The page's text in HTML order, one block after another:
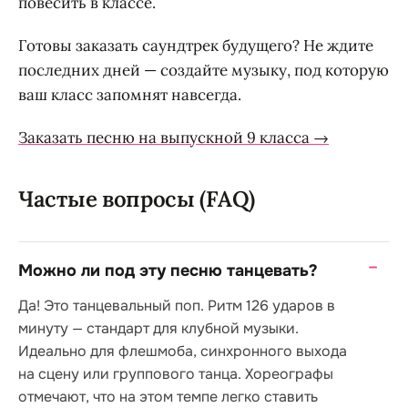
Готовы заказать саундтрек будущего? Не ждите
последних дней — создайте музыку, под которую
ваш класс запомнят навсегда.
Заказать песню на выпускной 9 класса →
Частые вопросы (FAQ)
Можно ли под эту песню танцевать?
Да! Это танцевальный поп. Ритм 126 ударов в
минуту — стандарт для клубной музыки.
Идеально для флешмоба, синхронного выхода
на сцену или группового танца. Хореографы
отмечают, что на этом темпе легко ставить